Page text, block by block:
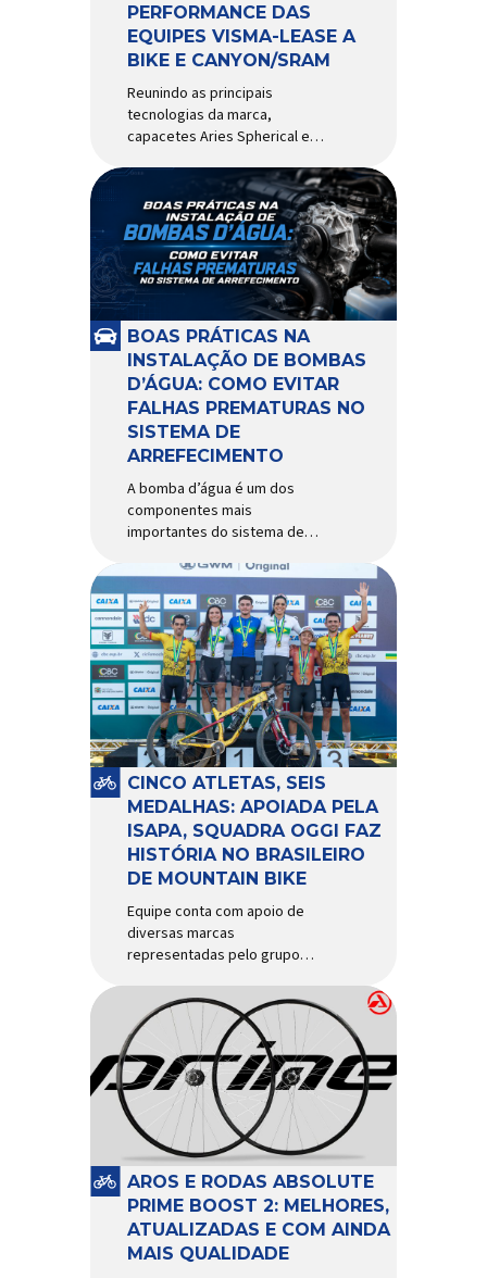
PERFORMANCE DAS
EQUIPES VISMA-LEASE A
BIKE E CANYON/SRAM
Reunindo as principais
tecnologias da marca,
capacetes Aries Spherical e
ao país com a pintura oficial
utilizada por equipes do World
Tour Patrocinadora de algumas
das principais equipes de
ciclismo do mundo, a Giro é
uma das marcas de capacetes
e acessórios para ciclismo
mais reconhecida no Brasil.
Importada e distribuída […]
BOAS PRÁTICAS NA
INSTALAÇÃO DE BOMBAS
D’ÁGUA: COMO EVITAR
FALHAS PREMATURAS NO
SISTEMA DE
ARREFECIMENTO
A bomba d’água é um dos
componentes mais
importantes do sistema de
garantir a circulação contínua
do líquido de arrefecimento
entre motor, radiador e demais
componentes do sistema,
controlando a temperatura de
operação e evitando
superaquecimentos. Por
trabalhar constantemente
enquanto o motor está em
funcionamento, a bomba
d’água exige não apenas […]
CINCO ATLETAS, SEIS
MEDALHAS: APOIADA PELA
ISAPA, SQUADRA OGGI FAZ
HISTÓRIA NO BRASILEIRO
DE MOUNTAIN BIKE
Equipe conta com apoio de
diversas marcas
representadas pelo grupo
Finish Lline, Park Tool, Protaper
e Zéfal Histórico. Assim pode
ser definida a participação da
Squadra Oggi no Campeonato
Brasileiro de Mountain Bike
2026, realizado em São José
dos Campos-SP entre os dias
23 e 26 de julho. Com cinco […]
AROS E RODAS ABSOLUTE
PRIME BOOST 2: MELHORES,
ATUALIZADAS E COM AINDA
MAIS QUALIDADE